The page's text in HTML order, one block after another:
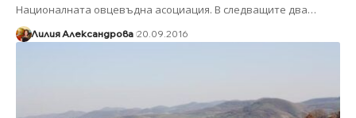
Националната овцевъдна асоциация. В следващите два…
Лилия Александрова 20.09.2016